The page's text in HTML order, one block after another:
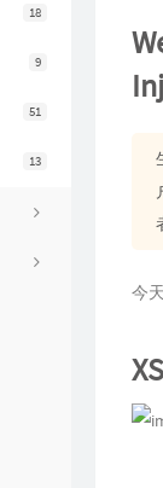
18
9
51
13
今